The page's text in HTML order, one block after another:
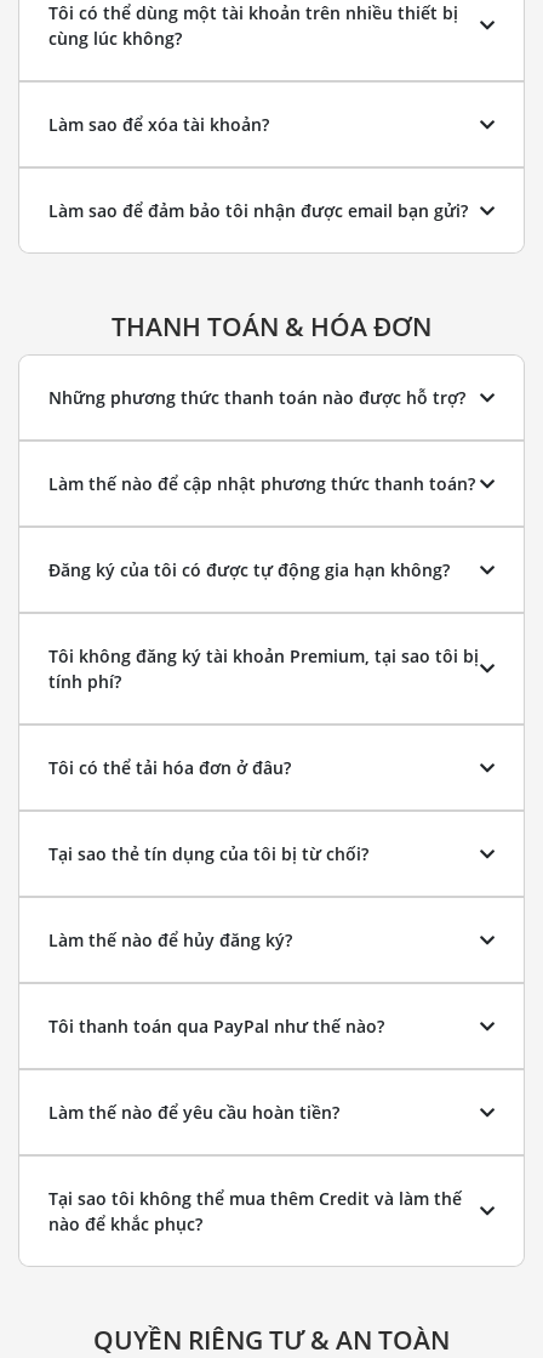
Tôi có thể dùng một tài khoản trên nhiều thiết bị
cùng lúc không?
Làm sao để xóa tài khoản?
Làm sao để đảm bảo tôi nhận được email bạn gửi?
THANH TOÁN & HÓA ĐƠN
Những phương thức thanh toán nào được hỗ trợ?
Làm thế nào để cập nhật phương thức thanh toán?
Đăng ký của tôi có được tự động gia hạn không?
Tôi không đăng ký tài khoản Premium, tại sao tôi bị
tính phí?
Tôi có thể tải hóa đơn ở đâu?
Tại sao thẻ tín dụng của tôi bị từ chối?
Làm thế nào để hủy đăng ký?
Tôi thanh toán qua PayPal như thế nào?
Làm thế nào để yêu cầu hoàn tiền?
Tại sao tôi không thể mua thêm Credit và làm thế
nào để khắc phục?
QUYỀN RIÊNG TƯ & AN TOÀN